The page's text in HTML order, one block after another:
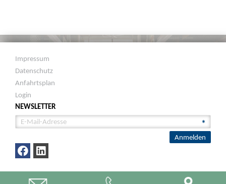
Impressum
Datenschutz
Anfahrtsplan
Login
NEWSLETTER